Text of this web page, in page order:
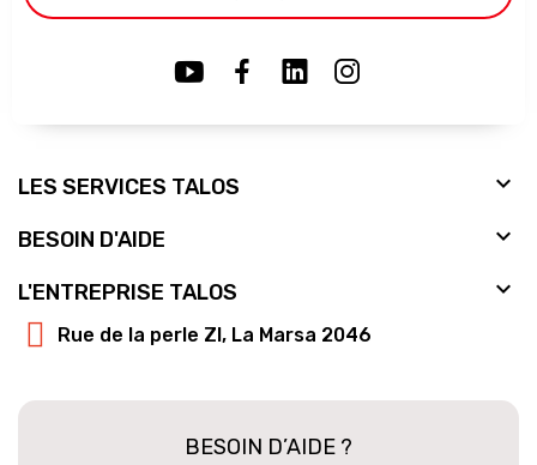
LES SERVICES TALOS 
BESOIN D'AIDE 
L'ENTREPRISE TALOS 
Rue de la perle ZI, La Marsa 2046
BESOIN D’AIDE ?